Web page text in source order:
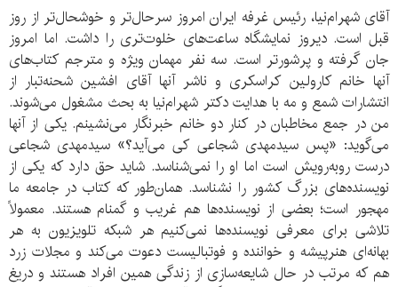
آقای شهرام‌نیا، رئیس غرفه ایران امروز سرحال‌تر و خوشحال‌تر از روز
قبل است. دیروز نمایشگاه ساعت‌ها‌ی خلوت‌تری را داشت. اما امروز
جان گرفته و پرشورتر است. سه نفر مهمان ویژه و مترجم کتاب‌های
آنها خانم کارولین کراسکری و ناشر آنها آقای افشین شحنه‌تبار از
انتشارات شمع و مه با هدایت دکتر شهرام‌نیا به بحث مشغول می‌شوند.
من در جمع مخاطبان در کنار دو خانم خبرنگار می‌نشینم‌. یکی از آنها
می‌گوید‌: «پس سیدمهدی شجاعی کی می‌آید؟» سیدمهدی شجاعی
درست روبه‌رویش است اما او را نمی‌شناسد. شاید حق دارد که یکی از
نویسنده‌های بزرگ کشور را نشناسد. همان‌طور که کتاب در جامعه ما
مهجور است؛ بعضی از نویسنده‌ها هم غریب و گمنام هستند. معمولاً
تلاشی برای معرفی نویسنده‌ها نمی‌کنیم هر شبکه تلویزیون به هر
بهانه‌ای هنرپیشه و خواننده و فوتبالیست دعوت می‌کند و مجلات زرد
هم که مرتب در حال شایعه‌سازی از زندگی همین افراد هستند و دریغ